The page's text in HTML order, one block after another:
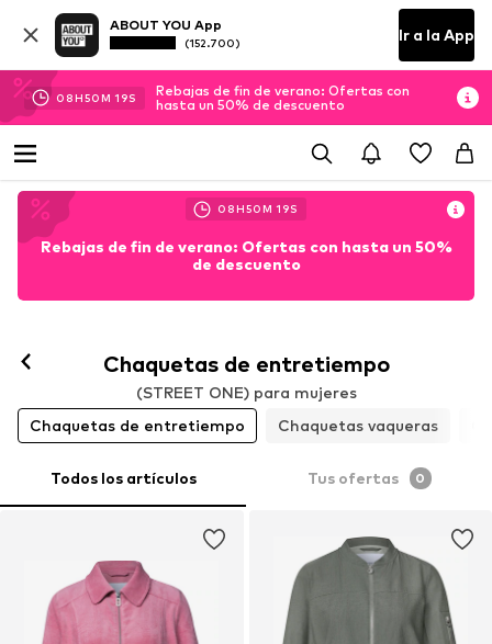
ABOUT YOU App
(152.700) Ir a la App
08H50M 18S
Rebajas de fin de verano: Ofertas con
hasta un 50% de descuento
08H50M 18S
Rebajas de fin de verano: Ofertas con hasta un 50%
de descuento
Chaquetas de entretiempo
(STREET ONE) para mujeres
Chaquetas de entretiempo
Chaquetas vaqueras
Todos los artículos Tus ofertas 0